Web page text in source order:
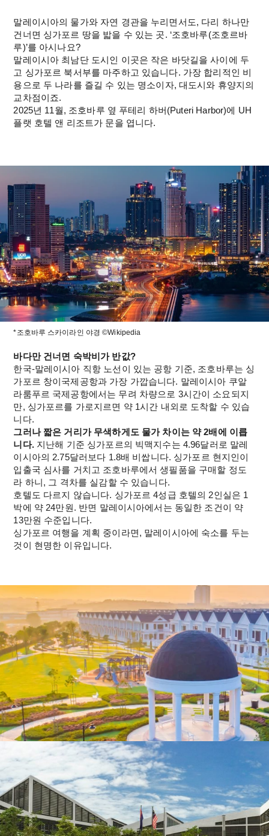
말레이시아의 물가와 자연 경관을 누리면서도, 다리 하나만
건너면 싱가포르 땅을 밟을 수 있는 곳. ‘조호바루(조호르바
루)’를 아시나요?
말레이시아 최남단 도시인 이곳은 작은 바닷길을 사이에 두
고 싱가포르 북서부를 마주하고 있습니다. 가장 합리적인 비
용으로 두 나라를 즐길 수 있는 명소이자, 대도시와 휴양지의
교차점이죠.
2025년 11월, 조호바루 옆 푸테리 하버(Puteri Harbor)에 UH
플랫 호텔 앤 리조트가 문을 엽니다.
*조호바루 스카이라인 야경 ©Wikipedia
바다만 건너면 숙박비가 반값?
한국-말레이시아 직항 노선이 있는 공항 기준, 조호바루는 싱
가포르 창이국제공항과 가장 가깝습니다. 말레이시아 쿠알
라룸푸르 국제공항에서는 무려 차량으로 3시간이 소요되지
만, 싱가포르를 가로지르면 약 1시간 내외로 도착할 수 있습
니다.
그러나 짧은 거리가 무색하게도 물가 차이는 약 2배에 이릅
니다. 지난해 기준 싱가포르의 빅맥지수는 4.96달러로 말레
이시아의 2.75달러보다 1.8배 비쌉니다. 싱가포르 현지인이
입출국 심사를 거치고 조호바루에서 생필품을 구매할 정도
라 하니, 그 격차를 실감할 수 있습니다.
호텔도 다르지 않습니다. 싱가포르 4성급 호텔의 2인실은 1
박에 약 24만원. 반면 말레이시아에서는 동일한 조건이 약
13만원 수준입니다.
싱가포르 여행을 계획 중이라면, 말레이시아에 숙소를 두는
것이 현명한 이유입니다.